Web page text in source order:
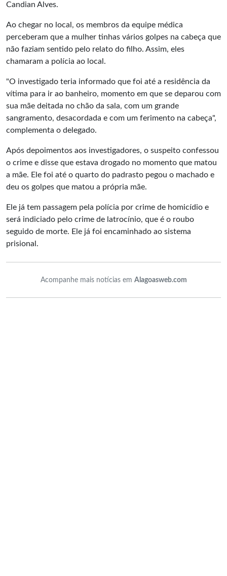
Candian Alves.
Ao chegar no local, os membros da equipe médica
perceberam que a mulher tinhas vários golpes na cabeça que
não faziam sentido pelo relato do filho. Assim, eles
chamaram a polícia ao local.
"O investigado teria informado que foi até a residência da
vítima para ir ao banheiro, momento em que se deparou com
sua mãe deitada no chão da sala, com um grande
sangramento, desacordada e com um ferimento na cabeça",
complementa o delegado.
Após depoimentos aos investigadores, o suspeito confessou
o crime e disse que estava drogado no momento que matou
a mãe. Ele foi até o quarto do padrasto pegou o machado e
deu os golpes que matou a própria mãe.
Ele já tem passagem pela polícia por crime de homicídio e
será indiciado pelo crime de latrocínio, que é o roubo
seguido de morte. Ele já foi encaminhado ao sistema
prisional.
Acompanhe mais notícias em Alagoasweb.com